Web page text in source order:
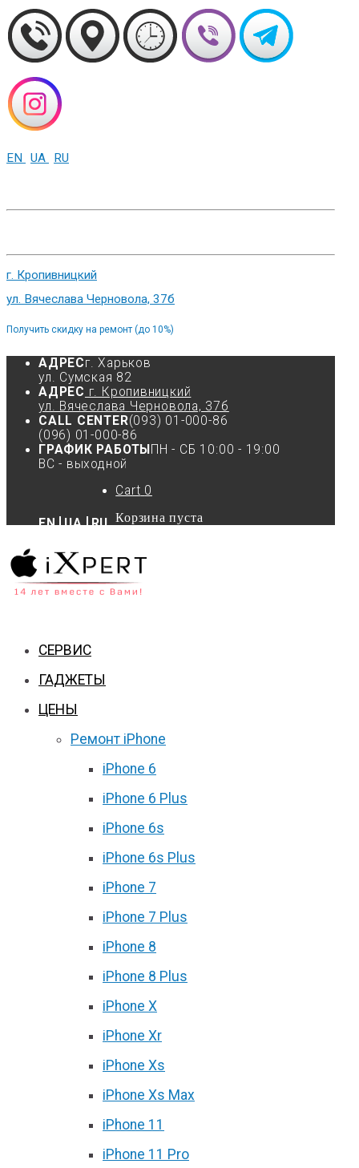
EN UA RU
г. Кропивницкий
ул. Вячеслава Черновола, 37б
Получить скидку на ремонт (до 10%)
АДРЕСг. Харьков
ул. Сумская 82
АДРЕС г. Кропивницкий
ул. Вячеслава Черновола, 37б
CALL CENTER(093) 01-000-86
(096) 01-000-86
ГРАФИК РАБОТЫ ПН - СБ 10:00 - 19:00
ВС - выходной
EN UA RU
Cart 0
Корзина пуста
СЕРВИС
ГАДЖЕТЫ
ЦЕНЫ
Ремонт iPhone
iPhone 6
iPhone 6 Plus
iPhone 6s
iPhone 6s Plus
iPhone 7
iPhone 7 Plus
iPhone 8
iPhone 8 Plus
iPhone X
iPhone Xr
iPhone Xs
iPhone Xs Max
iPhone 11
iPhone 11 Pro